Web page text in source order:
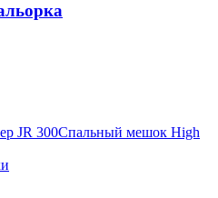
JR 300Спальный мешок High